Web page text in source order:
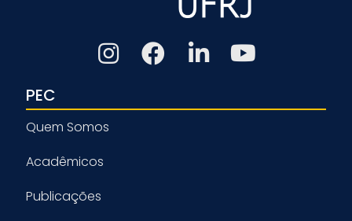
PEC
Quem Somos
Acadêmicos
Publicações